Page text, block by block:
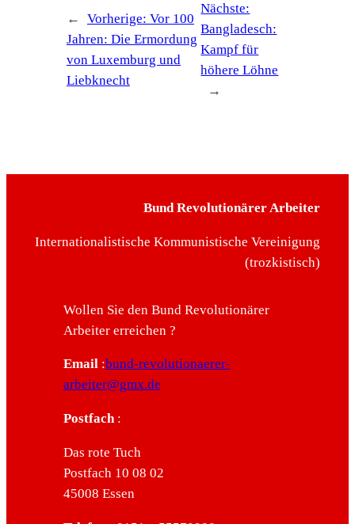
← Vorherige: Vor 100
Jahren: Die Ermordung
von Luxemburg und
Liebknecht
Nächste:
Bangladesch:
Kampf für
höhere Löhne
→
Bund Revolutionärer Arbeiter
Internationalistische Kommunistische Vereinigung
(trozkistisch)
Wollen Sie den Bund Revolutionärer
Arbeiter erreichen ?
Email:bund-revolutionaerer-
arbeiter@gmx.de
Postfach:
Das rote Tuch
Postfach 10 08 02
45008 Essen